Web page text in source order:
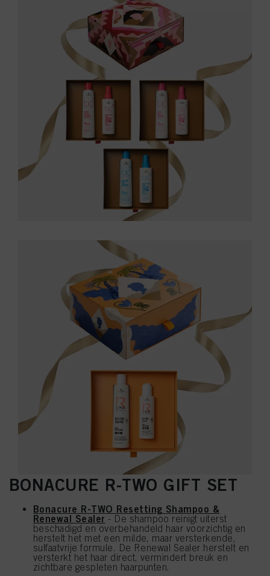
BONACURE R-TWO GIFT SET
Bonacure R-TWO Resetting Shampoo &
Renewal Sealer - De shampoo reinigt uiterst
beschadigd en overbehandeld haar voorzichtig en
herstelt het met een milde, maar versterkende,
sulfaatvrije formule. De Renewal Sealer herstelt en
versterkt het haar direct, vermindert breuk en
zichtbare gespleten haarpunten.